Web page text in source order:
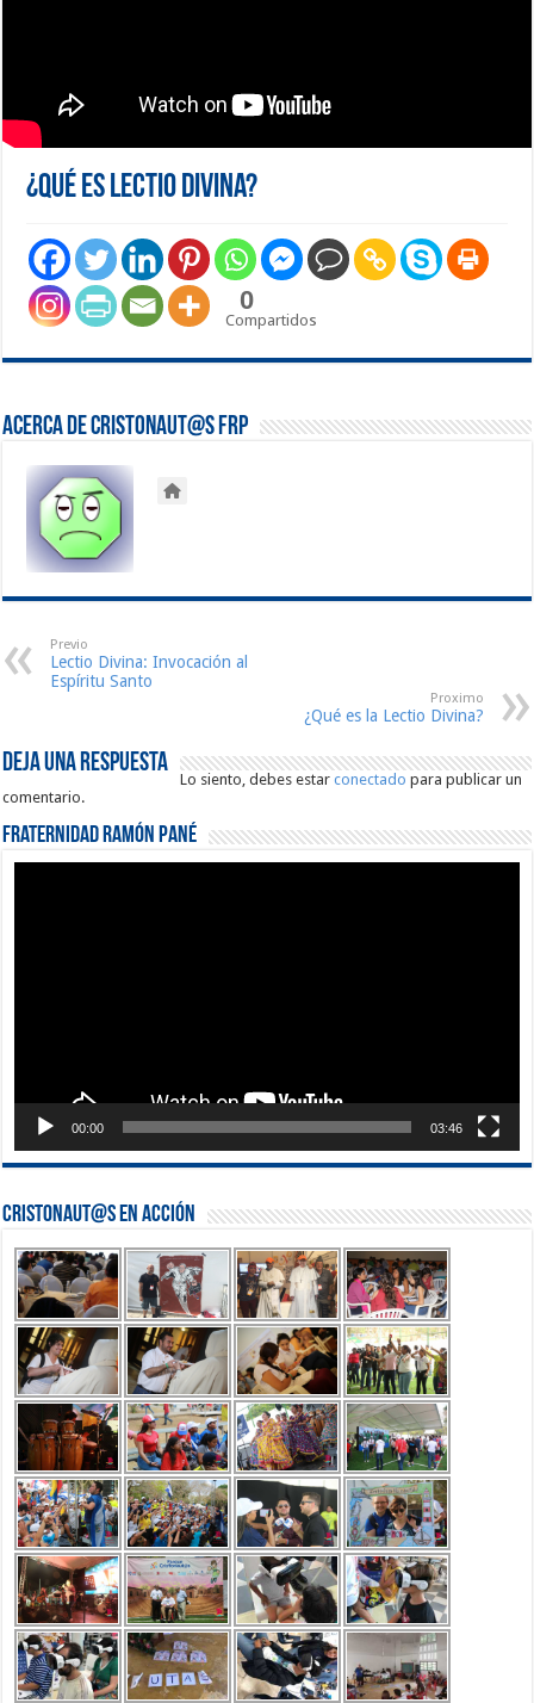
¿Qué es Lectio Divina?
0
Compartidos
Acerca de Cristonaut@s FRP
Previo
Lectio Divina: Invocación al
Espíritu Santo
Proximo
¿Qué es la Lectio Divina?
Deja una respuesta
Lo siento, debes estarconectado para publicar un
comentario.
Fraternidad Ramón Pané
00:00 03:46
Cristonaut@s en Acción